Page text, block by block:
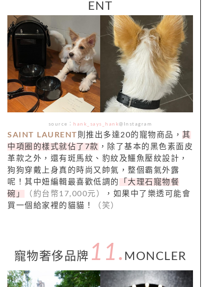
ENT
source： hank_says_hank@Instagram
SAINT LAURENT則推出多達20的寵物商品， 其
中項圈的樣式就佔了7款 ，除了基本的黑色素面皮
革款之外，還有斑馬紋、豹紋及鱷魚壓紋設計，
狗狗穿戴上身真的時尚又帥氣，整個霸氣外露
呢！其中妞編輯最喜歡低調的
「大理石寵物餐
碗」
（約台幣17,000元）
，如果中了樂透可能會
買一個給家裡的貓貓！
（笑）
寵物奢侈品牌 11. MONCLER